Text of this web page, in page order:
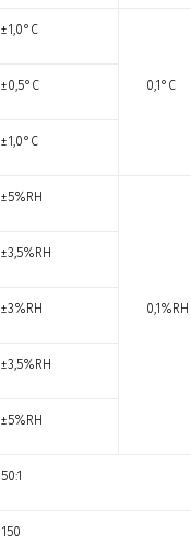
±1,0°С
0,1°С
±0,5°С
±1,0°С
±5%RH
0,1%RH
±3,5%RH
±3%RH
±3,5%RH
±5%RH
50:1
150